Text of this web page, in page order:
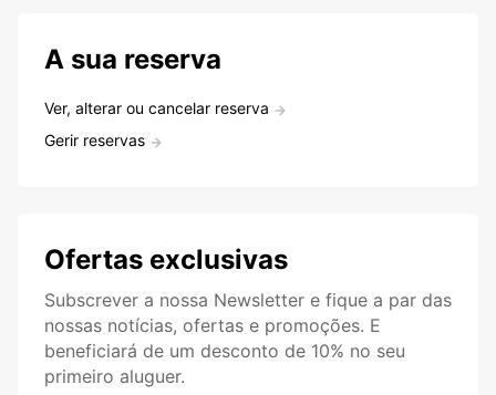
A sua reserva
Ver, alterar ou cancelar reserva
Gerir reservas
Ofertas exclusivas
Subscrever a nossa Newsletter e fique a par das
nossas notícias, ofertas e promoções. E
beneficiará de um desconto de 10% no seu
primeiro aluguer.